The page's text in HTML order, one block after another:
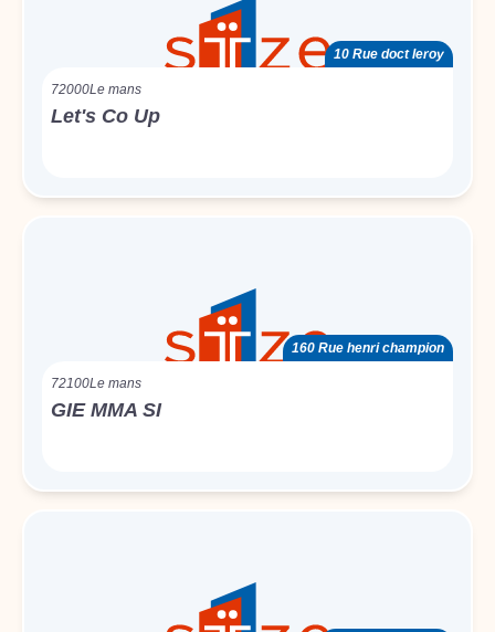
10 Rue doct leroy
72000Le mans
Let's Co Up
160 Rue henri champion
72100Le mans
GIE MMA SI